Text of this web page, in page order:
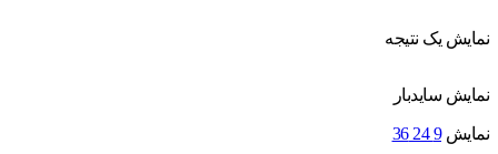
نمایش یک نتیجه
نمایش سایدبار
نمایش 9
24
36